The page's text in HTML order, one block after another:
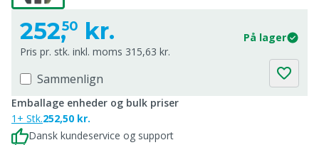
252,50 kr.
På lager
Pris pr. stk. inkl. moms 315,63 kr.
Sammenlign
Emballage enheder og bulk priser
1+ Stk.252,50 kr.
Dansk kundeservice og support